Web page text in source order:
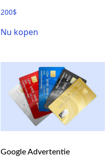
200$
Nu kopen
Google Advertentie